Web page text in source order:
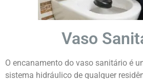
Vaso
O encanamento do vaso sanitário é
sistema hidráulico de qualquer